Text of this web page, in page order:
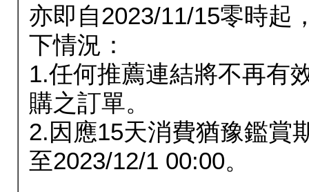
亦即自2023/11/15零時起
下情況：
1.任何推薦連結將不再有
購之訂單。
2.因應15天消費猶豫鑑賞
至2023/12/1 00:00。